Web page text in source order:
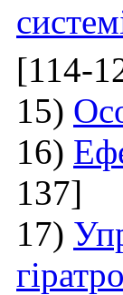
[114-
15)
16)
137]
17)